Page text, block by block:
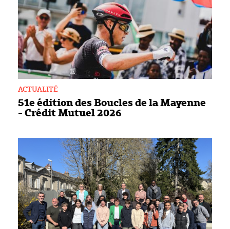
51e édition des Boucles de la Mayenne
- Crédit Mutuel 2026
ACTUALITÉ